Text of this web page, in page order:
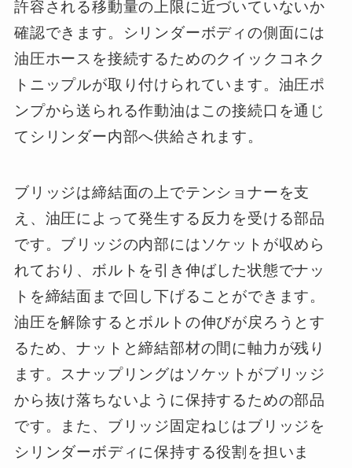
許容される移動量の上限に近づいていないか
確認できます。シリンダーボディの側面には
油圧ホースを接続するためのクイックコネク
トニップルが取り付けられています。油圧ポ
ンプから送られる作動油はこの接続口を通じ
てシリンダー内部へ供給されます。
ブリッジは締結面の上でテンショナーを支
え、油圧によって発生する反力を受ける部品
です。ブリッジの内部にはソケットが収めら
れており、ボルトを引き伸ばした状態でナッ
トを締結面まで回し下げることができます。
油圧を解除するとボルトの伸びが戻ろうとす
るため、ナットと締結部材の間に軸力が残り
ます。スナップリングはソケットがブリッジ
から抜け落ちないように保持するための部品
です。また、ブリッジ固定ねじはブリッジを
シリンダーボディに保持する役割を担いま